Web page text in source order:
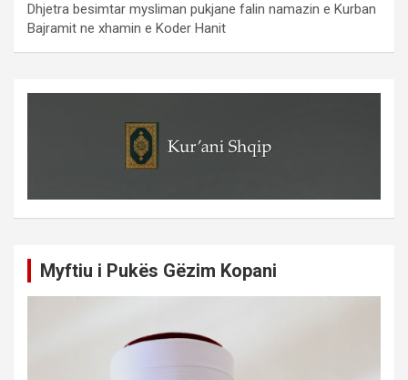
Dhjetra besimtar mysliman pukjane falin namazin e Kurban
Bajramit ne xhamin e Koder Hanit
Myftiu i Pukës Gëzim Kopani